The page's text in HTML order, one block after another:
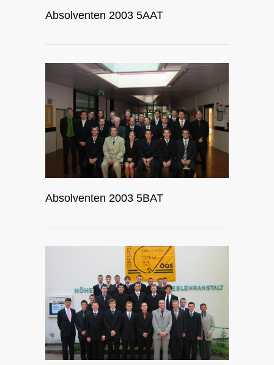
Absolventen 2003 5AAT
Absolventen 2003 5BAT